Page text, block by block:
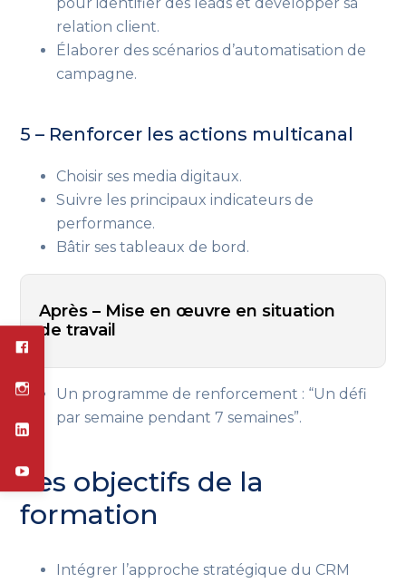
relation client.
Élaborer des scénarios d’automatisation de
campagne.
5 – Renforcer les actions multicanal
Choisir ses media digitaux.
Suivre les principaux indicateurs de
performance.
Bâtir ses tableaux de bord.
Après – Mise en œuvre en situation
de travail
Un programme de renforcement : “Un défi
par semaine pendant 7 semaines”.
Les objectifs de la
formation
Intégrer l’approche stratégique du CRM